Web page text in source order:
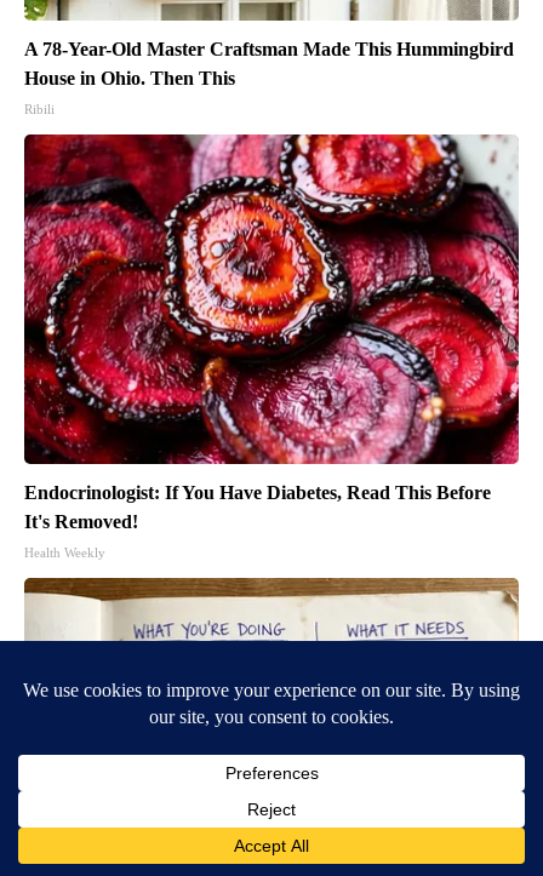
A 78-Year-Old Master Craftsman Made This Hummingbird
House in Ohio. Then This
Ribili
Endocrinologist: If You Have Diabetes, Read This Before
It's Removed!
Health Weekly